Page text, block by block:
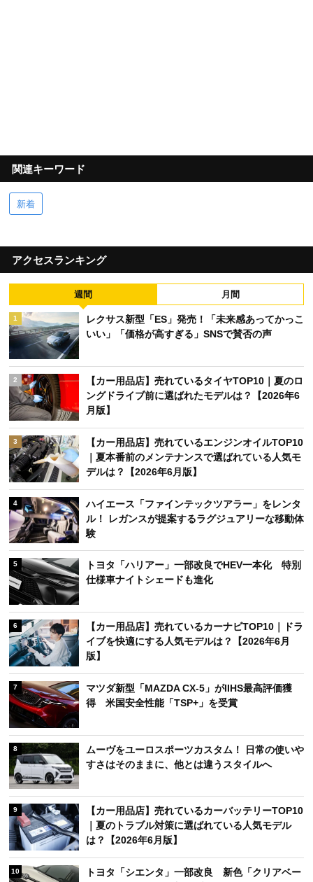
関連キーワード
新着
アクセスランキング
週間 月間
1
レクサス新型「ES」発売！「未来感あってかっこ
いい」「価格が高すぎる」SNSで賛否の声
2
【カー用品店】売れているタイヤTOP10｜夏のロ
ングドライブ前に選ばれたモデルは？【2026年6
月版】
3
【カー用品店】売れているエンジンオイルTOP10
｜夏本番前のメンテナンスで選ばれている人気モ
デルは？【2026年6月版】
4
ハイエース「ファインテックツアラー」をレンタ
ル！ レガンスが提案するラグジュアリーな移動体
験
5
トヨタ「ハリアー」一部改良でHEV一本化 特別
仕様車ナイトシェードも進化
6
【カー用品店】売れているカーナビTOP10｜ドラ
イブを快適にする人気モデルは？【2026年6月
版】
7
マツダ新型「MAZDA CX-5」がIIHS最高評価獲
得 米国安全性能「TSP+」を受賞
8
ムーヴをユーロスポーツカスタム！ 日常の使いや
すさはそのままに、他とは違うスタイルへ
9
【カー用品店】売れているカーバッテリーTOP10
｜夏のトラブル対策に選ばれている人気モデル
は？【2026年6月版】
10
トヨタ「シエンタ」一部改良 新色「クリアベー